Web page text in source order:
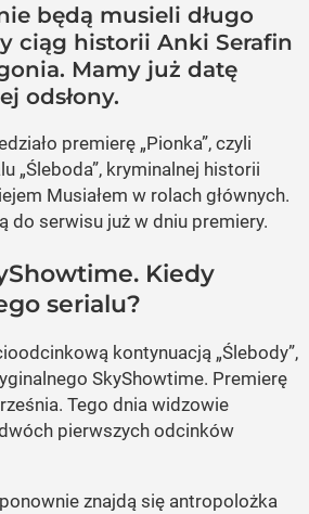
będą musieli długo
ciąg historii Anki Serafin
Mamy już datę
odsłony.
premierę „Pionka”, czyli
„Śleboda”, kryminalnej historii
Musiałem w rolach głównych.
do serwisu już w dniu premiery.
Kiedy
serialu?
kontynuacją „Ślebody”,
SkyShowtime. Premierę
Tego dnia widzowie
pierwszych odcinków
znajdą się antropolożka